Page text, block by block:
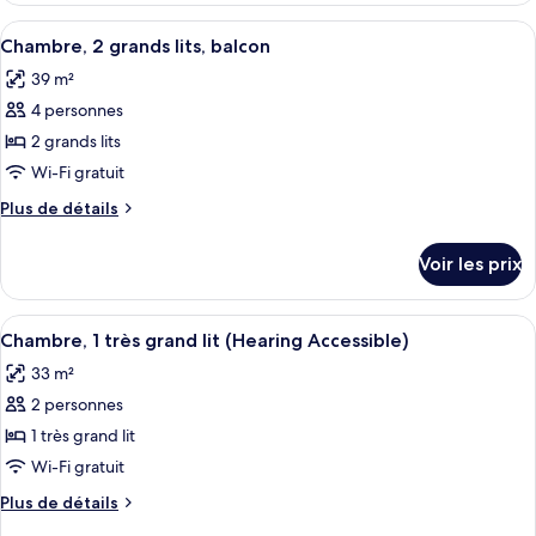
grands
lits
type
de
Chambre,
2
lits
Afficher
toutes
les
photos
pour
ce
type
de
Chambre,
grands
lits,
balcon
Une chambre d’hôtel avec deux lits,
4
Chambre, 2 grands lits, balcon
39 m²
4 personnes
2 grands lits
Wi-Fi gratuit
Plus de détails
Plus
le
type
de
Chambre,
2
lits,
balcon
Voir les prix
Afficher
toutes
les
photos
pour
ce
type
de
Une chambre d’hôtel avec un
5
Chambre, 1 très grand lit (Hearing Accessible)
33 m²
2 personnes
1 très grand lit
Wi-Fi gratuit
Plus de détails
Plus